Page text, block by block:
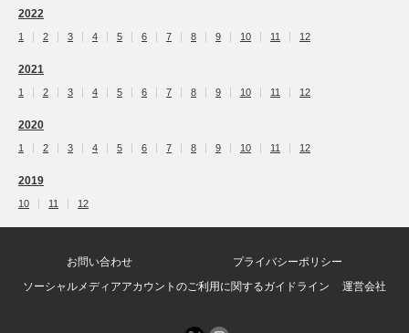
2022
1 2 3 4 5 6 7 8 9 10 11 12
2021
1 2 3 4 5 6 7 8 9 10 11 12
2020
1 2 3 4 5 6 7 8 9 10 11 12
2019
10 11 12
お問い合わせ
プライバシーポリシー
ソーシャルメディアアカウントのご利用に関するガイドライン
運営会社